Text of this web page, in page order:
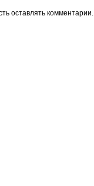
оставлять комментарии.